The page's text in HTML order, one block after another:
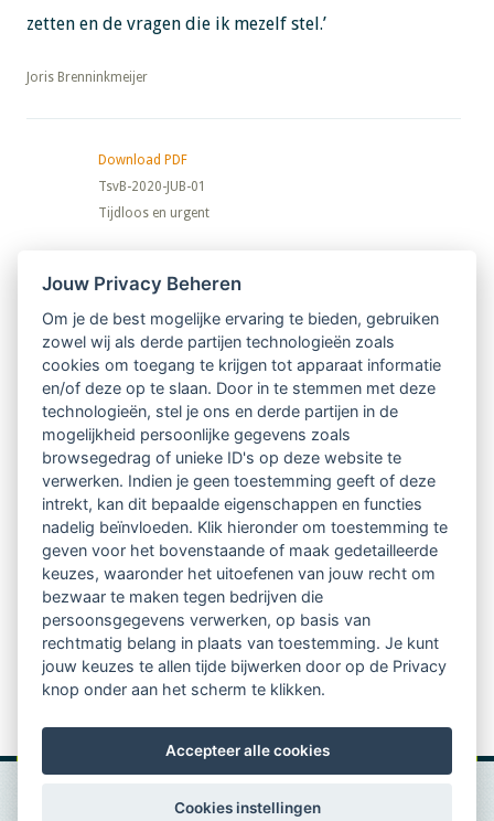
zetten en de vragen die ik mezelf stel.’
​​​​​​​Joris Brenninkmeijer
Download PDF
TsvB-2020-JUB-01
Tijdloos en urgent
Nieuwsbrief
Ontvang 10 x per jaar de LVSC-
relatienieuwsbrief met o.a.:
vrij toegankelijke TsvB-artikelen
nieuws op het vlak van professioneel
begeleiden
informatie over LVSC-activiteiten
Aanmelden nieuwsbrief
Jouw Privacy Beheren
Om je de best mogelijke ervaring te bieden, gebruiken
zowel wij als derde partijen technologieën zoals
cookies om toegang te krijgen tot apparaat informatie
en/of deze op te slaan. Door in te stemmen met deze
technologieën, stel je ons en derde partijen in de
mogelijkheid persoonlijke gegevens zoals
browsegedrag of unieke ID's op deze website te
verwerken. Indien je geen toestemming geeft of deze
intrekt, kan dit bepaalde eigenschappen en functies
nadelig beïnvloeden. Klik hieronder om toestemming te
geven voor het bovenstaande of maak gedetailleerde
keuzes, waaronder het uitoefenen van jouw recht om
bezwaar te maken tegen bedrijven die
persoonsgegevens verwerken, op basis van
rechtmatig belang in plaats van toestemming. Je kunt
jouw keuzes te allen tijde bijwerken door op de Privacy
knop onder aan het scherm te klikken.
Accepteer alle cookies
Cookies instellingen